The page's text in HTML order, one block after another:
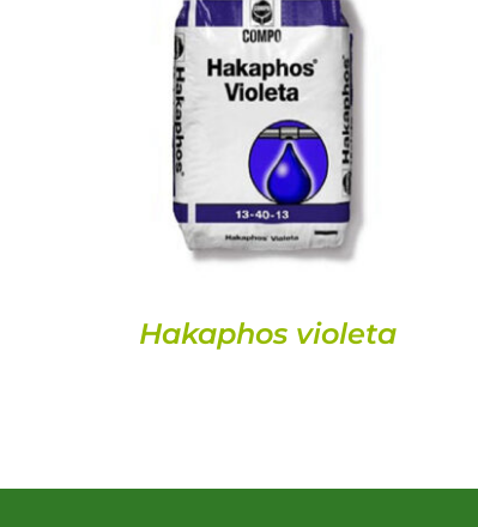
DETALLES
Hakaphos violeta